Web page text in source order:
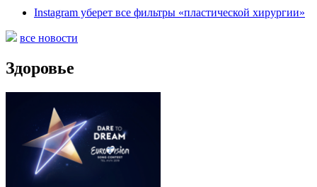
Instagram уберет все фильтры «пластической хирургии»
все новости
Здоровье